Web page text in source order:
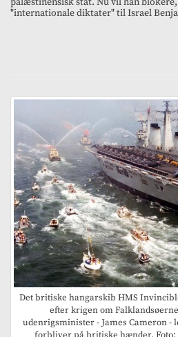
"internationale diktater" til Israel
Det britiske hangarskib HMS
efter krigen om
udenrigsminister - James Cameron -